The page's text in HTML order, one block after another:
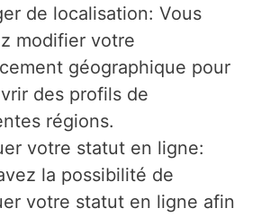
de localisation: Vous
modifier votre
géographique pour
des profils de
régions.
votre statut en ligne:
la possibilité de
votre statut en ligne afin